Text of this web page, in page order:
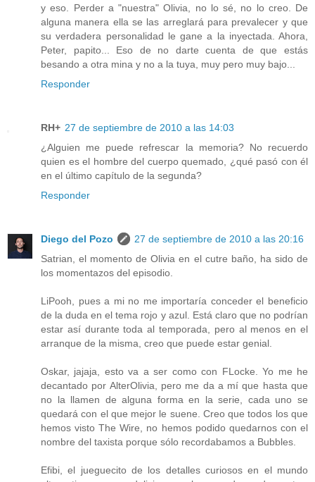
y eso. Perder a "nuestra" Olivia, no lo sé, no lo creo. De
alguna manera ella se las arreglará para prevalecer y que
su verdadera personalidad le gane a la inyectada. Ahora,
Peter, papito... Eso de no darte cuenta de que estás
besando a otra mina y no a la tuya, muy pero muy bajo...
Responder
RH+ 27 de septiembre de 2010 a las 14:03
¿Alguien me puede refrescar la memoria? No recuerdo
quien es el hombre del cuerpo quemado, ¿qué pasó con él
en el último capítulo de la segunda?
Responder
Diego del Pozo
27 de septiembre de 2010 a las 20:16
Satrian, el momento de Olivia en el cutre baño, ha sido de
los momentazos del episodio.
LiPooh, pues a mi no me importaría conceder el beneficio
de la duda en el tema rojo y azul. Está claro que no podrían
estar así durante toda al temporada, pero al menos en el
arranque de la misma, creo que puede estar genial.
Oskar, jajaja, esto va a ser como con FLocke. Yo me he
decantado por AlterOlivia, pero me da a mí que hasta que
no la llamen de alguna forma en la serie, cada uno se
quedará con el que mejor le suene. Creo que todos los que
hemos visto The Wire, no hemos podido quedarnos con el
nombre del taxista porque sólo recordabamos a Bubbles.
Efibi, el jueguecito de los detalles curiosos en el mundo